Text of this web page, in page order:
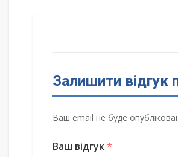
Залишити відгук
Ваш email не буде
Ваш відгук*